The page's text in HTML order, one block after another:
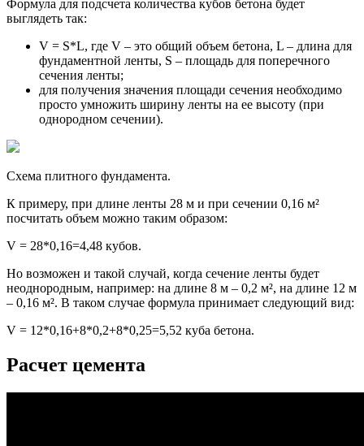
Формула для подсчета количества кубов бетона будет
выглядеть так:
V = S*L, где V – это общий объем бетона, L – длина для
фундаментной ленты, S – площадь для поперечного
сечения ленты;
для получения значения площади сечения необходимо
просто умножить ширину ленты на ее высоту (при
однородном сечении).
Схема плитного фундамента.
К примеру, при длине ленты 28 м и при сечении 0,16 м²
посчитать объем можно таким образом:
V = 28*0,16=4,48 кубов.
Но возможен и такой случай, когда сечение ленты будет
неоднородным, например: на длине 8 м – 0,2 м², на длине 12 м
– 0,16 м². В таком случае формула принимает следующий вид:
V = 12*0,16+8*0,2+8*0,25=5,52 куба бетона.
Расчет цемента